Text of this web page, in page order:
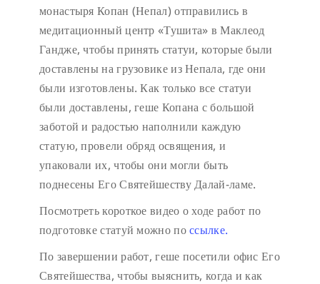
монастыря Копан (Непал) отправились в
медитационный центр «Тушита» в Маклеод
Гандже, чтобы принять статуи, которые были
доставлены на грузовике из Непала, где они
были изготовлены. Как только все статуи
были доставлены, геше Копана с большой
заботой и радостью наполнили каждую
статую, провели обряд освящения, и
упаковали их, чтобы они могли быть
поднесены Его Святейшеству Далай-ламе.
Посмотреть короткое видео о ходе работ по
подготовке статуй можно поссылке.
По завершении работ, геше посетили офис Его
Святейшества, чтобы выяснить, когда и как